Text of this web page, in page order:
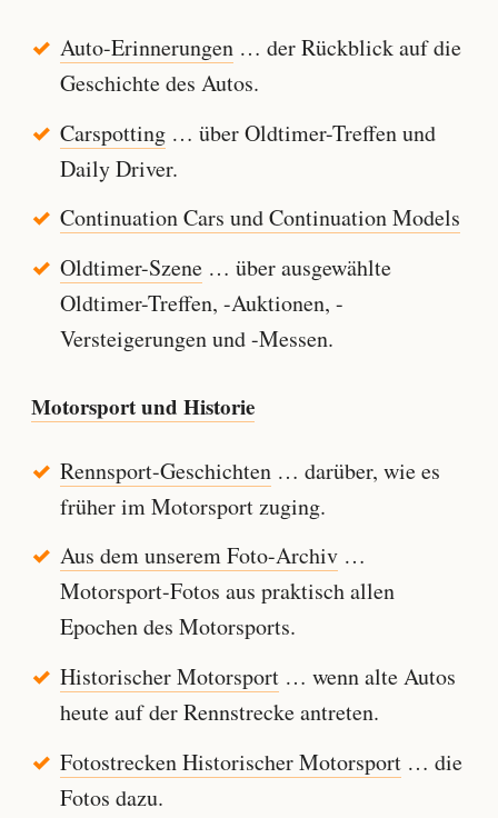
Auto-Erinnerungen… der Rückblick auf die
Geschichte des Autos.
Carspotting… über Oldtimer-Treffen und
Daily Driver.
Continuation Cars und Continuation Models
Oldtimer-Szene… über ausgewählte
Oldtimer-Treffen, -Auktionen, -
Versteigerungen und -Messen.
Motorsport und Historie
Rennsport-Geschichten… darüber, wie es
früher im Motorsport zuging.
Aus dem unserem Foto-Archiv…
Motorsport-Fotos aus praktisch allen
Epochen des Motorsports.
Historischer Motorsport… wenn alte Autos
heute auf der Rennstrecke antreten.
Fotostrecken Historischer Motorsport… die
Fotos dazu.